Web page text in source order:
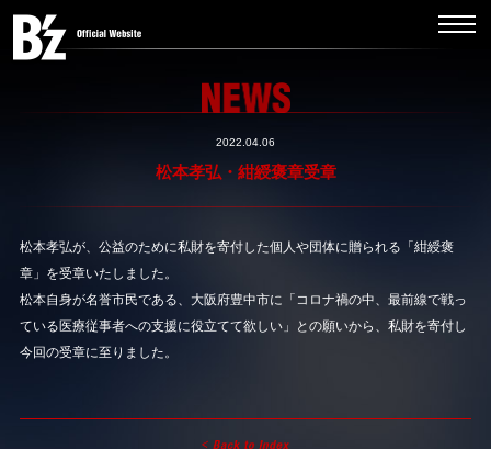
2022.04.06
松本孝弘・紺綬褒章受章
松本孝弘が、公益のために私財を寄付した個人や団体に贈られる「紺綬褒
章」を受章いたしました。
松本自身が名誉市民である、大阪府豊中市に「コロナ禍の中、最前線で戦っ
ている医療従事者への支援に役立てて欲しい」との願いから、私財を寄付し
今回の受章に至りました。